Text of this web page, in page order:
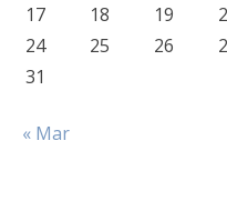
17
18 19
24
25 26
31
« Mar